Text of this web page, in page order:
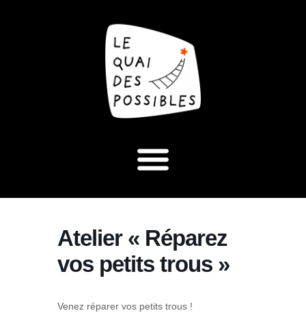
Atelier « Réparez
vos petits trous »
Venez réparer vos petits trous !